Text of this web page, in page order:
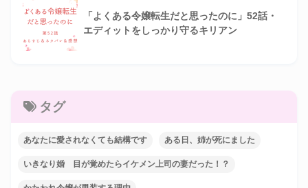
「よくある令嬢転生だと思ったのに」52話・
エディットをしっかり守るキリアン
タグ
あなたに愛されなくても結構です ある日、姉が死にました
いきなり婚 目が覚めたらイケメン上司の妻だった！？